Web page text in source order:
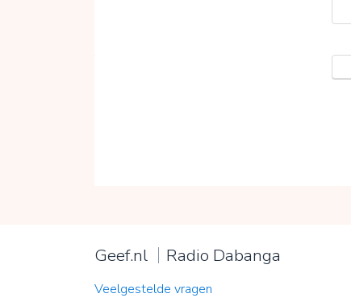
Geef.nl Radio Dabanga
Veelgestelde vragen